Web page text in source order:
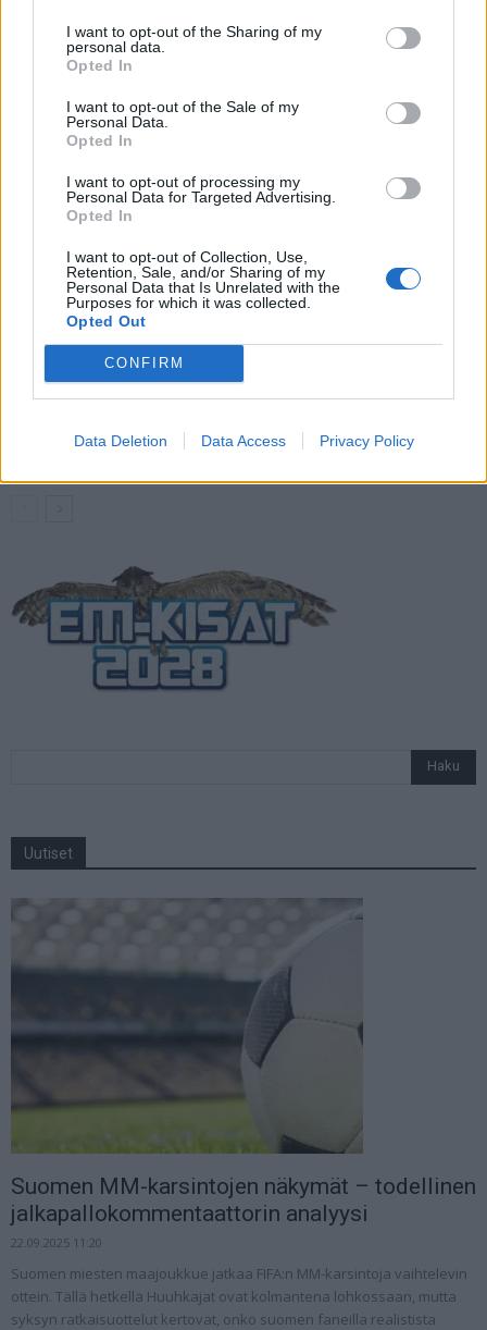
I want to opt-out of the Sharing of my
personal data.
Opted In
I want to opt-out of the Sale of my
Personal Data.
Opted In
I want to opt-out of processing my
Personal Data for Targeted Advertising.
Opted In
I want to opt-out of Collection, Use,
Retention, Sale, and/or Sharing of my
Personal Data that Is Unrelated with the
Purposes for which it was collected.
Opted Out
CONFIRM
Data Deletion Data Access Privacy Policy
marssivat tiistaina jatkoon
Mestarien liigassa
tänään: AC Milan vastaan
LIITTYVÄT ARTIKKELIT
Suomen MM-karsintojen näkymät –
todellinen jalkapallokommentaattorin
Suomi-Hollanti näkyy ilmaiseksi TV:stä –
näin katsot ottelun
Jalkapallon U21 EM-kisat 2025 – tässä
otteluohjelma ja Suomen joukkue
Uutiset
Suomen MM-karsintojen näkymät – todellinen
jalkapallokommentaattorin analyysi
22.09.2025 11:20
Suomen miesten maajoukkue jatkaa FIFA:n MM-karsintoja vaihtelevin
ottein. Tällä hetkellä Huuhkajat ovat kolmantena lohkossaan, mutta
syksyn ratkaisuottelut kertovat, onko suomen faneilla realistista